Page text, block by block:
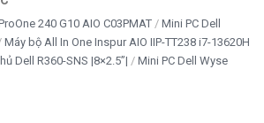
240 G10 AIO C03PMAT
Mini PC Dell
Máy bộ All In One Inspur AIO IIP-TT238 i7-13620H
Dell R360-SNS |8×2.5”|
Mini PC Dell Wyse